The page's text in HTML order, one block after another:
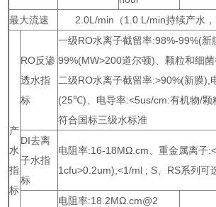
最大流速
2.0L/min（1.0 L/min持续产水，
产
水
指
标
RO反渗
透水指
标
一级RO水离子截留率:98%-99%(新
99%(MW>200道尔顿)、颗粒和细
二级RO水离子截留率:>90%(新膜),
(25℃)、电导率:<5us/cm:有机物/颗
符合国标三级水标准
DI去离
子水指
标
电阻率:16-18MΩ.cm、重金属离子
1cfu>0.2um);<1/ml ; S、RS系列可
电阻率:18.2MΩ.cm@2